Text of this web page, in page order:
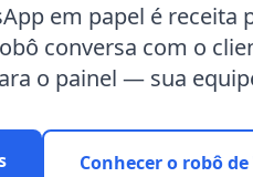
em papel é receita
conversa com o
o painel — sua
Conhecer o robô